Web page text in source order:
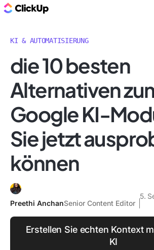
KI & AUTOMATISIERUNG
die 10 besten
Alternativen
Google KI-
Sie jetzt
können
Preethi AnchanSenior Content Editor
5.
Erstellen Sie echten Kontext
KI